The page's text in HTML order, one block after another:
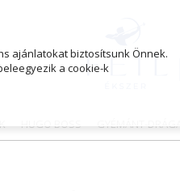
HUGO BOSS GYÉMÁNT-
ajánlatokat biztosítsunk Önnek.
a cookie-k